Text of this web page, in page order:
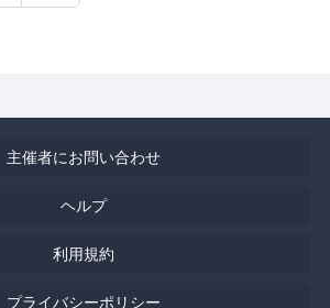
主催者にお問い合わせ
ヘルプ
利用規約
プライバシーポリシー